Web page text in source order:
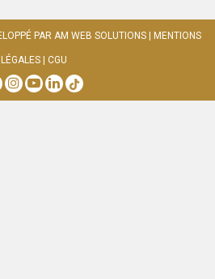
PAR AM WEB SOLUTIONS MENTIONS
LÉGALES CGU